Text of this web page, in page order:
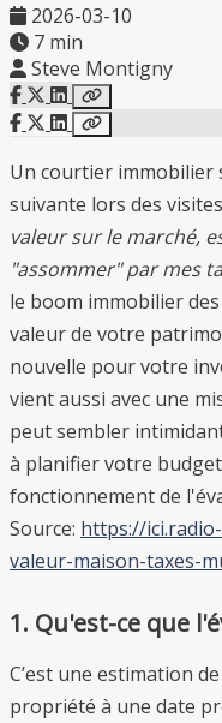
2026-03-10
7 min
Steve Montigny
Un courtier immobilier
suivante lors des
valeur sur le marché,
"assommer" par mes
le boom immobilier
valeur de votre
nouvelle pour votre
vient aussi avec une
peut sembler
à planifier votre
fonctionnement de
Source: https://
valeur-maison-taxes-
1. Qu'est-ce que
C’est une estimation
propriété à une date